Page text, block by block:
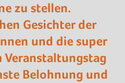
zu stellen.
Gesichter der
und die super
Veranstaltungstag
Belohnung und